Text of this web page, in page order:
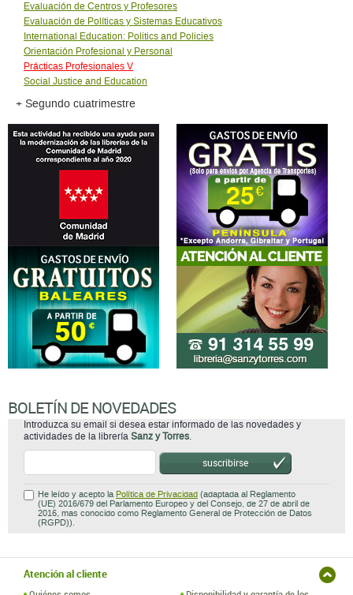
Evaluación de Centros y Profesores
Evaluación de Políticas y Sistemas Educativos
International Education: Politics and Policies
Orientación Profesional y Personal
Prácticas Profesionales V
Social Justice and Education
+ Segundo cuatrimestre
BOLETÍN DE NOVEDADES
Introduzca su email si desea estar informado de las novedades y
actividades de la librería Sanz y Torres.
suscribirse
He leído y acepto la Política de Privacidad (adaptada al Reglamento
(UE) 2016/679 del Parlamento Europeo y del Consejo, de 27 de abril de
2016, mas conocido como Reglamento General de Protección de Datos
(RGPD)).
Atención al cliente